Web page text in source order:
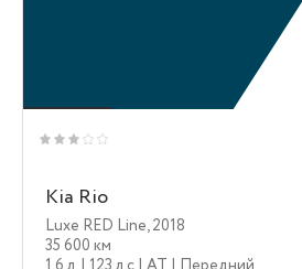
Kia Rio
Luxe RED Line,2018
35 600 км